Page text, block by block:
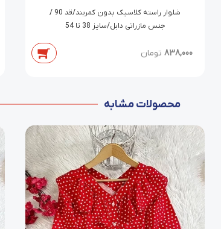
شلوار راسته کلاسیک بدون کمربند/قد 90 /
جنس مازراتی دابل/سایز 38 تا 54
838,000 تومان
محصولات مشابه